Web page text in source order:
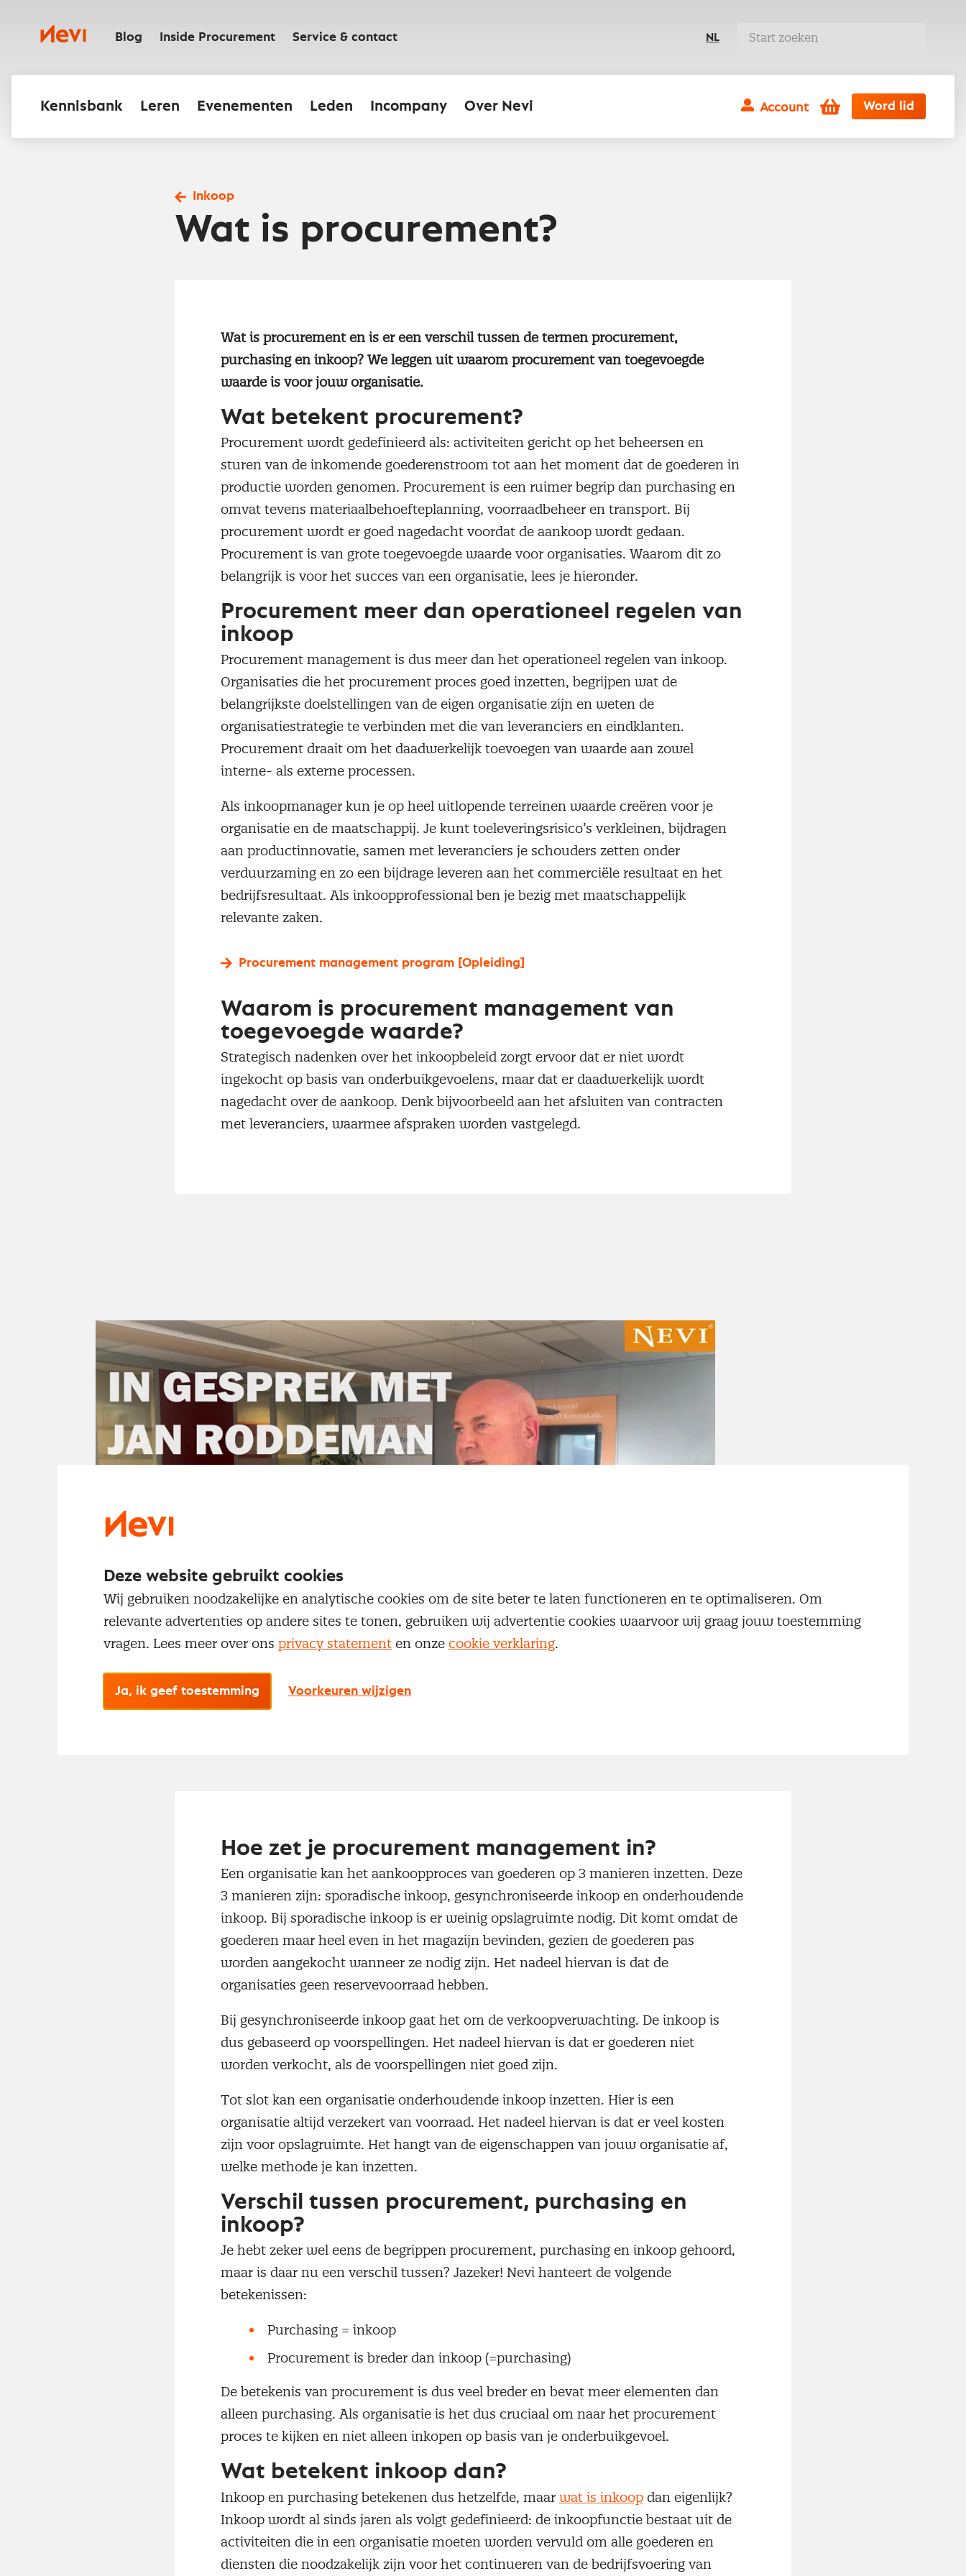
inhoudNevi Blog Inside Procurement Service & contact NL
Kennisbank Leren Evenementen Leden Incompany Over Nevi Account Winkelwagen
Word lid
Inkoop
Wat is procurement?
Wat is procurement en is er een verschil tussen de termen procurement,
purchasing en inkoop? We leggen uit waarom procurement van toegevoegde
waarde is voor jouw organisatie.
Wat betekent procurement?
Procurement wordt gedefinieerd als: activiteiten gericht op het beheersen en
sturen van de inkomende goederenstroom tot aan het moment dat de goederen in
productie worden genomen. Procurement is een ruimer begrip dan purchasing en
omvat tevens materiaalbehoefteplanning, voorraadbeheer en transport. Bij
procurement wordt er goed nagedacht voordat de aankoop wordt gedaan.
Procurement is van grote toegevoegde waarde voor organisaties. Waarom dit zo
belangrijk is voor het succes van een organisatie, lees je hieronder.
Procurement meer dan operationeel regelen van
inkoop
Procurement management is dus meer dan het operationeel regelen van inkoop.
Organisaties die het procurement proces goed inzetten, begrijpen wat de
belangrijkste doelstellingen van de eigen organisatie zijn en weten de
organisatiestrategie te verbinden met die van leveranciers en eindklanten.
Procurement draait om het daadwerkelijk toevoegen van waarde aan zowel
interne- als externe processen.
Als inkoopmanager kun je op heel uitlopende terreinen waarde creëren voor je
organisatie en de maatschappij. Je kunt toeleveringsrisico’s verkleinen, bijdragen
aan productinnovatie, samen met leveranciers je schouders zetten onder
verduurzaming en zo een bijdrage leveren aan het commerciële resultaat en het
bedrijfsresultaat. Als inkoopprofessional ben je bezig met maatschappelijk
relevante zaken.
Procurement management program [Opleiding]
Waarom is procurement management van
toegevoegde waarde?
Strategisch nadenken over het inkoopbeleid zorgt ervoor dat er niet wordt
ingekocht op basis van onderbuikgevoelens, maar dat er daadwerkelijk wordt
nagedacht over de aankoop. Denk bijvoorbeeld aan het afsluiten van contracten
met leveranciers, waarmee afspraken worden vastgelegd.
Hoe zet je procurement management in?
Een organisatie kan het aankoopproces van goederen op 3 manieren inzetten. Deze
3 manieren zijn: sporadische inkoop, gesynchroniseerde inkoop en onderhoudende
inkoop. Bij sporadische inkoop is er weinig opslagruimte nodig. Dit komt omdat de
goederen maar heel even in het magazijn bevinden, gezien de goederen pas
worden aangekocht wanneer ze nodig zijn. Het nadeel hiervan is dat de
organisaties geen reservevoorraad hebben.
Bij gesynchroniseerde inkoop gaat het om de verkoopverwachting. De inkoop is
dus gebaseerd op voorspellingen. Het nadeel hiervan is dat er goederen niet
worden verkocht, als de voorspellingen niet goed zijn.
Tot slot kan een organisatie onderhoudende inkoop inzetten. Hier is een
organisatie altijd verzekert van voorraad. Het nadeel hiervan is dat er veel kosten
zijn voor opslagruimte. Het hangt van de eigenschappen van jouw organisatie af,
welke methode je kan inzetten.
Verschil tussen procurement, purchasing en
inkoop?
Je hebt zeker wel eens de begrippen procurement, purchasing en inkoop gehoord,
maar is daar nu een verschil tussen? Jazeker! Nevi hanteert de volgende
betekenissen:
Purchasing = inkoop
Procurement is breder dan inkoop (=purchasing)
De betekenis van procurement is dus veel breder en bevat meer elementen dan
alleen purchasing. Als organisatie is het dus cruciaal om naar het procurement
proces te kijken en niet alleen inkopen op basis van je onderbuikgevoel.
Wat betekent inkoop dan?
Inkoop en purchasing betekenen dus hetzelfde, maar wat is inkoopdan eigenlijk?
Inkoop wordt al sinds jaren als volgt gedefinieerd: de inkoopfunctie bestaat uit de
activiteiten die in een organisatie moeten worden vervuld om alle goederen en
diensten die noodzakelijk zijn voor het continueren van de bedrijfsvoering van
Deze website gebruikt cookies
Wij gebruiken noodzakelijke en analytische cookies om de site beter te laten functioneren en te optimaliseren. Om
relevante advertenties op andere sites te tonen, gebruiken wij advertentie cookies waarvoor wij graag jouw toestemming
vragen. Lees meer over ons privacy statement en onze cookie verklaring.
Ja, ik geef toestemming Voorkeuren wijzigen